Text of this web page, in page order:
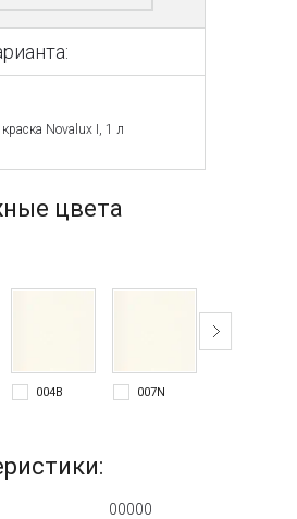
Novalux I, 1 л
цвета
004B 007N
00000